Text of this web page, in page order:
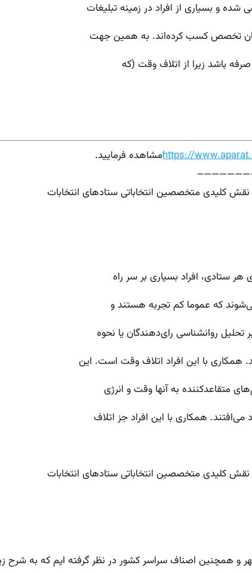
و بسیاری از افراد در زمینه تبلیغات
تخصص کسب کرده‌اند. به همین جهت
باشد زیرا از اتلاف وقت (که
https://مشاهده فرمایید.
نقش کلیدی متخصصین انتخاباتی ستادهای انتخابات
ستادی، افراد بسیاری بر سر راه
که عموما کم تجربه هستند و
تحلیل روانشناسی رای‌دهندگان یا نحوه
همکاری با این افراد اتلاف وقت است. این
متقاعد‌کننده به آنها وقت و انرژی
می‌افتند. همکاری با این افراد جز اتلاف
نقش کلیدی متخصصین انتخاباتی ستادهای انتخابات
و همچنین اصناف سراسر کشور در نظر گرفته ایم که به شرح